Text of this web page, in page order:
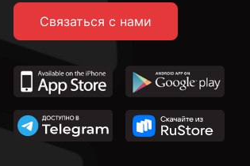
Связаться с нами